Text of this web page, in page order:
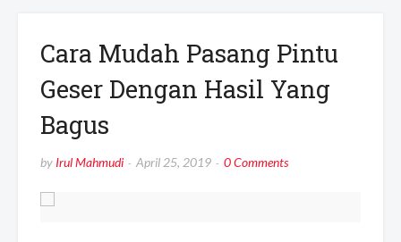
Cara Mudah Pasang Pintu
Geser Dengan Hasil Yang
Bagus
by Irul Mahmudi April 25, 2019 0 Comments